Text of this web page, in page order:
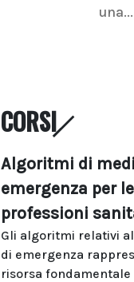
una...
CORSI
Algoritmi di
emergenza per le
professioni
Gli algoritmi relativi
di emergenza
risorsa fondamentale